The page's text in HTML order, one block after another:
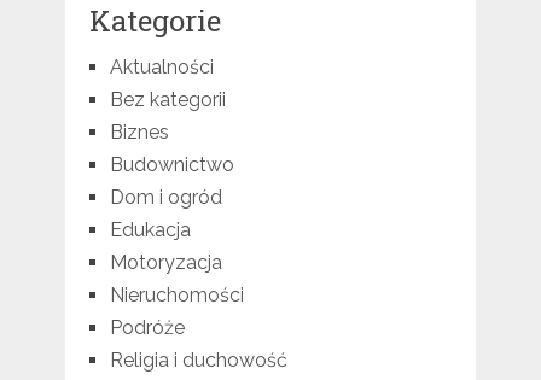
Kategorie
Aktualności
Bez kategorii
Biznes
Budownictwo
Dom i ogród
Edukacja
Motoryzacja
Nieruchomości
Podróże
Religia i duchowość